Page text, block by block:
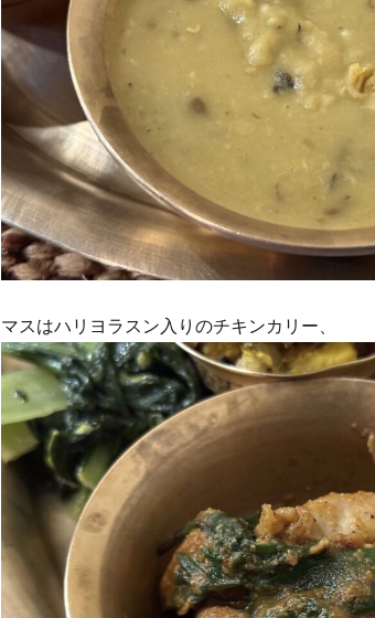
マスはハリヨラスン入りのチキンカリー、